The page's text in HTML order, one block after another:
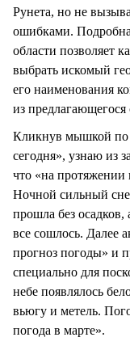
Рунета, но не
ошибками.
области позволяет
выбрать искомый
его наименования
из предлагающегося
Кликнув мышкой по
сегодня», узнаю из
что «на протяжении
Ночной сильный
прошла без
все сошлось. Далее
прогноз погоды» и
специально для
небе появлялось
вьюгу и метель.
погода в марте».